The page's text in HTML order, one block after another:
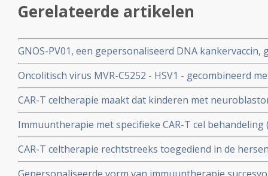
Gerelateerde artikelen
GNOS-PV01, een gepersonaliseerd DNA
patiënten met hersentumoren type Glioblastoma met
Oncolitisch virus MVR-C5252 - HSV1 - gecombineerd
PD-1 antilichaam geeft hoopvolle resultaten bij 5
kwaadaardige Glioblastoma
CAR-T celtherapie maakt dat kinderen met
jaar kankervrij zijn. Met uitgelicht een prachtig
jaar die anno 2025 al 19 jaar kankervrij is. copy 1
Immuuntherapie met specifieke CAR-T cel behandeling
blijkt ook effectief bij kinderen en jong volwassen
CAR-T celtherapie rechtstreeks toegediend in de
Glioblastoma Multiforma snel slinken en soms zelfs